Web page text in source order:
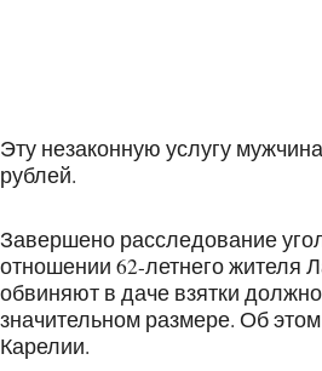
Эту незаконную услугу
рублей.
Завершено расследование
отношении 62-летнего жителя
обвиняют в даче взятки
значительном размере. Об
Карелии.